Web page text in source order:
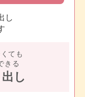
し
ても
きる
し